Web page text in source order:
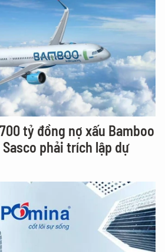
tỷ đồng nợ xấu Bamboo
Sasco phải trích lập dự